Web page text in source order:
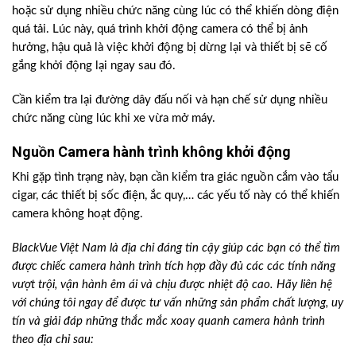
hoặc sử dụng nhiều chức năng cùng lúc có thể khiến dòng điện
quá tải. Lúc này, quá trình khởi động camera có thể bị ảnh
hưởng, hậu quả là việc khởi động bị dừng lại và thiết bị sẽ cố
gắng khởi động lại ngay sau đó.
Cần kiểm tra lại đường dây đấu nối và hạn chế sử dụng nhiều
chức năng cùng lúc khi xe vừa mở máy.
Nguồn Camera hành trình không khởi động
Khi gặp tình trạng này, bạn cần kiểm tra giác nguồn cắm vào tẩu
cigar, các thiết bị sốc điện, ắc quy,… các yếu tố này có thể khiến
camera không hoạt động.
BlackVue Việt Nam là địa chỉ đáng tin cậy giúp các bạn có thể tìm
được chiếc camera hành trình tích hợp đầy đủ các các tính năng
vượt trội, vận hành êm ái và chịu được nhiệt độ cao. Hãy liên hệ
với chúng tôi ngay để được tư vấn những sản phẩm chất lượng, uy
tín và giải đáp những thắc mắc xoay quanh camera hành trình
theo địa chỉ sau: